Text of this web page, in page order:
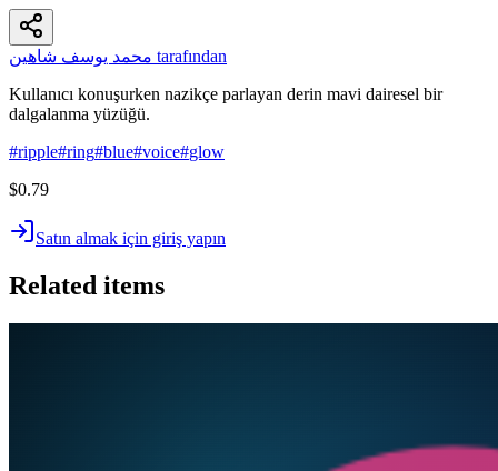
محمد يوسف شاهين tarafından
Kullanıcı konuşurken nazikçe parlayan derin mavi dairesel bir
dalgalanma yüzüğü.
#ripple#ring#blue#voice#glow
$0.79
Satın almak için giriş yapın
Related items